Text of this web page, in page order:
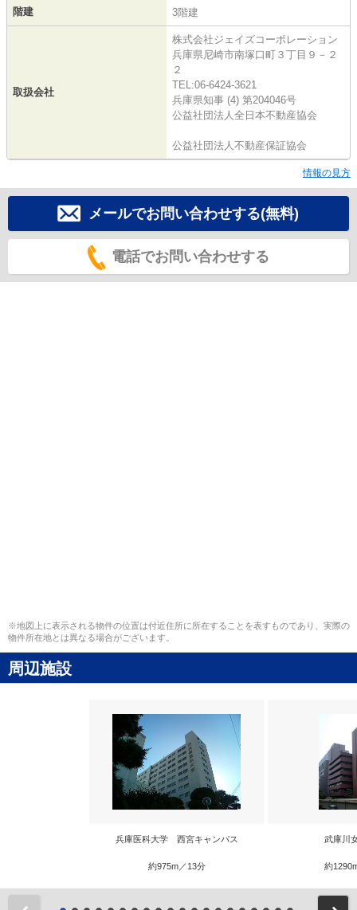
階建 3階建
取扱会社
株式会社ジェイズコーポレーション
兵庫県尼崎市南塚口町３丁目９－２
２
TEL:06-6424-3621
兵庫県知事 (4) 第204046号
公益社団法人全日本不動産協会
公益社団法人不動産保証協会
情報の見方
メールでお問い合わせする(無料)
電話でお問い合わせする
※地図上に表示される物件の位置は付近住所に所在することを表すものであり、実際の
物件所在地とは異なる場合がございます。
周辺施設
兵庫医科大学 西宮キャンパス
約975m／13分
武庫川
約